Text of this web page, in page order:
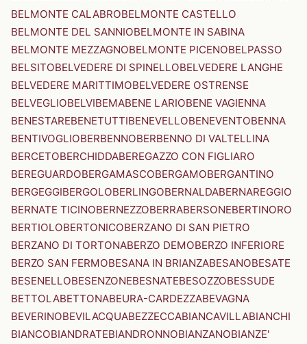
BELMONTE CALABROBELMONTE CASTELLO
BELMONTE DEL SANNIOBELMONTE IN SABINA
BELMONTE MEZZAGNOBELMONTE PICENOBELPASSO
BELSITOBELVEDERE DI SPINELLOBELVEDERE LANGHE
BELVEDERE MARITTIMOBELVEDERE OSTRENSE
BELVEGLIOBELVIBEMABENE LARIOBENE VAGIENNA
BENESTAREBENETUTTIBENEVELLOBENEVENTOBENNA
BENTIVOGLIOBERBENNOBERBENNO DI VALTELLINA
BERCETOBERCHIDDABEREGAZZO CON FIGLIARO
BEREGUARDOBERGAMASCOBERGAMOBERGANTINO
BERGEGGIBERGOLOBERLINGOBERNALDABERNAREGGIO
BERNATE TICINOBERNEZZOBERRABERSONEBERTINORO
BERTIOLOBERTONICOBERZANO DI SAN PIETRO
BERZANO DI TORTONABERZO DEMOBERZO INFERIORE
BERZO SAN FERMOBESANA IN BRIANZABESANOBESATE
BESENELLOBESENZONEBESNATEBESOZZOBESSUDE
BETTOLABETTONABEURA-CARDEZZABEVAGNA
BEVERINOBEVILACQUABEZZECCABIANCAVILLABIANCHI
BIANCOBIANDRATEBIANDRONNOBIANZANOBIANZE'